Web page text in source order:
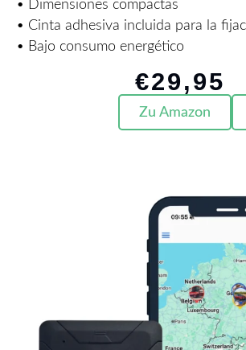
• Dimensiones compactas
• Cinta adhesiva incluida para la
• Bajo consumo energético
€29,95
Zu Amazon